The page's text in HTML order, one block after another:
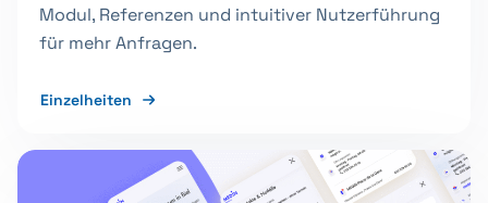
Modul, Referenzen und intuitiver Nutzerführung
für mehr Anfragen.
Einzelheiten